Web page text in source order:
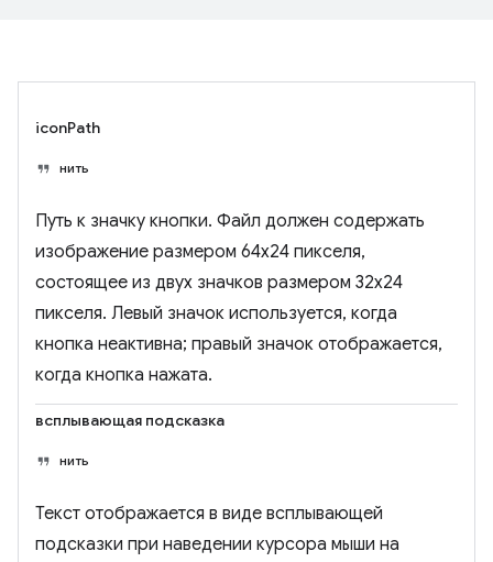
iconPath
нить
Путь к значку кнопки. Файл должен содержать
изображение размером 64x24 пикселя,
состоящее из двух значков размером 32x24
пикселя. Левый значок используется, когда
кнопка неактивна; правый значок отображается,
когда кнопка нажата.
всплывающая подсказка
нить
Текст отображается в виде всплывающей
подсказки при наведении курсора мыши на